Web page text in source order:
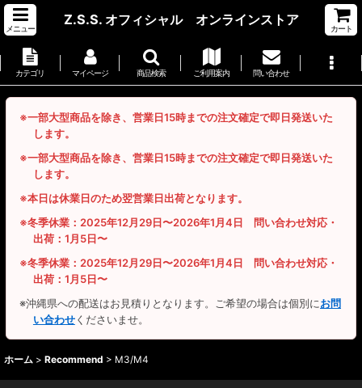
メニュー
Z.S.S. オフィシャル オンラインストア
カート
カテゴリ マイページ 商品検索 ご利用案内 問い合わせ
※一部大型商品を除き、営業日15時までの注文確定で即日発送いた
します。
※一部大型商品を除き、営業日15時までの注文確定で即日発送いた
します。
※本日は休業日のため翌営業日出荷となります。
※冬季休業：2025年12月29日〜2026年1月4日 問い合わせ対応・
出荷：1月5日〜
※冬季休業：2025年12月29日〜2026年1月4日 問い合わせ対応・
出荷：1月5日〜
※沖縄県への配送はお見積りとなります。ご希望の場合は個別にお問
い合わせくださいませ。
ホーム > Recommend > M3/M4